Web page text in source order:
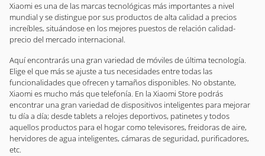
Xiaomi es una de las marcas tecnológicas más importantes a nivel
mundial y se distingue por sus productos de alta calidad a precios
increíbles, situándose en los mejores puestos de relación calidad-
precio del mercado internacional.
Aquí encontrarás una gran variedad de móviles de última tecnología.
Elige el que más se ajuste a tus necesidades entre todas las
funcionalidades que ofrecen y tamaños disponibles. No obstante,
Xiaomi es mucho más que telefonía. En la Xiaomi Store podrás
encontrar una gran variedad de dispositivos inteligentes para mejorar
tu día a día; desde tablets a relojes deportivos, patinetes y todos
aquellos productos para el hogar como televisores, freidoras de aire,
hervidores de agua inteligentes, cámaras de seguridad, purificadores,
etc.